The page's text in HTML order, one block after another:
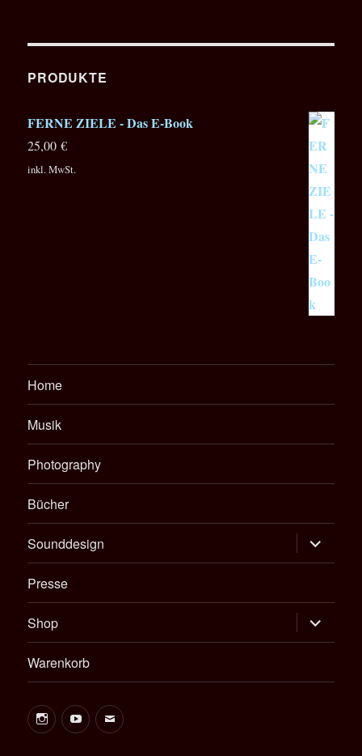
Workshop
PRODUKTE
FERNE ZIELE - Das E-Book
25,00€
inkl. MwSt.
Home
Musik
Photography
Bücher
Sounddesign
öffnen
Presse
Shop
öffnen
Warenkorb
InstagramYoutubeE-